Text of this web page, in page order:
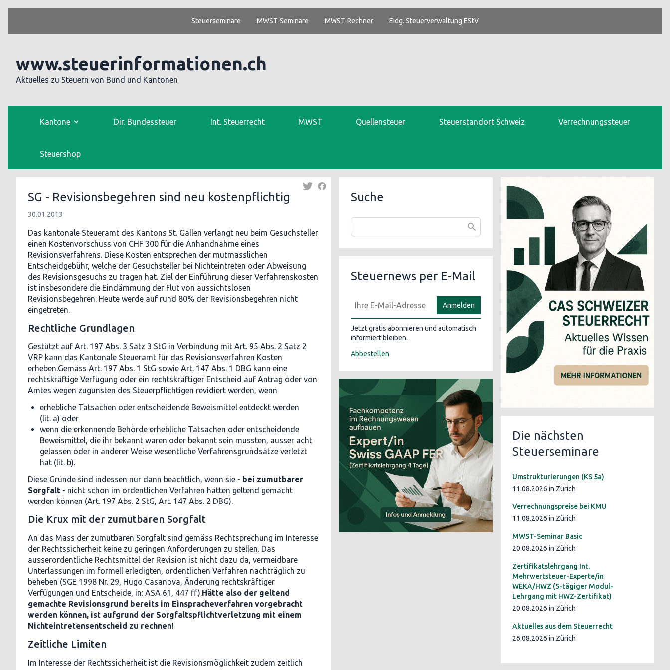
Steuerseminare MWST-Seminare MWST-Rechner Eidg. Steuerverwaltung EStV
www.steuerinformationen.ch
Aktuelles zu Steuern von Bund und Kantonen
Kantone Dir. Bundessteuer Int. Steuerrecht MWST Quellensteuer Steuerstandort Schweiz Verrechnungssteuer
Steuershop
SG - Revisionsbegehren sind neu kostenpflichtig
30.01.2013
Das kantonale Steueramt des Kantons St. Gallen verlangt neu beim Gesuchsteller
einen Kostenvorschuss von CHF 300 für die Anhandnahme eines
Revisionsverfahrens. Diese Kosten entsprechen der mutmasslichen
Entscheidgebühr, welche der Gesuchsteller bei Nichteintreten oder Abweisung
des Revisionsgesuchs zu tragen hat. Ziel der Einführung dieser Verfahrenskosten
ist insbesondere die Eindämmung der Flut von aussichtslosen
Revisionsbegehren. Heute werde auf rund 80% der Revisionsbegehren nicht
eingetreten.
Rechtliche Grundlagen
Gestützt auf Art. 197 Abs. 3 Satz 3 StG in Verbindung mit Art. 95 Abs. 2 Satz 2
VRP kann das Kantonale Steueramt für das Revisionsverfahren Kosten
erheben.Gemäss Art. 197 Abs. 1 StG sowie Art. 147 Abs. 1 DBG kann eine
rechtskräftige Verfügung oder ein rechtskräftiger Entscheid auf Antrag oder von
Amtes wegen zugunsten des Steuerpflichtigen revidiert werden, wenn
erhebliche Tatsachen oder entscheidende Beweismittel entdeckt werden
(lit. a) oder
wenn die erkennende Behörde erhebliche Tatsachen oder entscheidende
Beweismittel, die ihr bekannt waren oder bekannt sein mussten, ausser acht
gelassen oder in anderer Weise wesentliche Verfahrensgrundsätze verletzt
hat (lit. b).
Diese Gründe sind indessen nur dann beachtlich, wenn sie - bei zumutbarer
Sorgfalt - nicht schon im ordentlichen Verfahren hätten geltend gemacht
werden können (Art. 197 Abs. 2 StG, Art. 147 Abs. 2 DBG).
Die Krux mit der zumutbaren Sorgfalt
An das Mass der zumutbaren Sorgfalt sind gemäss Rechtsprechung im Interesse
der Rechtssicherheit keine zu geringen Anforderungen zu stellen. Das
ausserordentliche Rechtsmittel der Revision ist nicht dazu da, vermeidbare
Unterlassungen im formell erledigten, ordentlichen Verfahren nachträglich zu
beheben (SGE 1998 Nr. 29, Hugo Casanova, Änderung rechtskräftiger
Verfügungen und Entscheide, in: ASA 61, 447 ff.).Hätte also der geltend
gemachte Revisionsgrund bereits im Einspracheverfahren vorgebracht
werden können, ist aufgrund der Sorgfaltspflichtverletzung mit einem
Nichteintretensentscheid zu rechnen!
Zeitliche Limiten
Im Interesse der Rechtssicherheit ist die Revisionsmöglichkeit zudem zeitlich
Suche
Steuernews per E-Mail
Anmelden
Jetzt gratis abonnieren und automatisch
informiert bleiben.
Abbestellen
Die nächsten
Steuerseminare
Umstrukturierungen (KS 5a)
11.08.2026 in Zürich
Verrechnungspreise bei KMU
11.08.2026 in Zürich
MWST-Seminar Basic
20.08.2026 in Zürich
Zertifikatslehrgang Int.
Mehrwertsteuer-Experte/in
WEKA/HWZ (5-tägiger Modul-
Lehrgang mit HWZ-Zertifikat)
20.08.2026 in Zürich
Aktuelles aus dem Steuerrecht
26.08.2026 in Zürich